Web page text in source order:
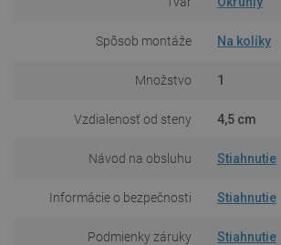
Spôsob montáže Na kolíky
Množstvo 1
Vzdialenosť od steny 4,5 cm
Návod na obsluhu Stiahnutie
Informácie o bezpečnosti Stiahnutie
Podmienky záruky Stiahnutie